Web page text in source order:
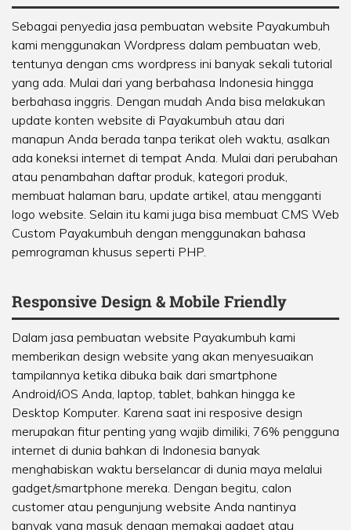
Sebagai penyedia jasa pembuatan website Payakumbuh
kami menggunakan Wordpress dalam pembuatan web,
tentunya dengan cms wordpress ini banyak sekali tutorial
yang ada. Mulai dari yang berbahasa Indonesia hingga
berbahasa inggris. Dengan mudah Anda bisa melakukan
update konten website di Payakumbuh atau dari
manapun Anda berada tanpa terikat oleh waktu, asalkan
ada koneksi internet di tempat Anda. Mulai dari perubahan
atau penambahan daftar produk, kategori produk,
membuat halaman baru, update artikel, atau mengganti
logo website. Selain itu kami juga bisa membuat CMS Web
Custom Payakumbuh dengan menggunakan bahasa
pemrograman khusus seperti PHP.
Responsive Design & Mobile Friendly
Dalam jasa pembuatan website Payakumbuh kami
memberikan design website yang akan menyesuaikan
tampilannya ketika dibuka baik dari smartphone
Android/iOS Anda, laptop, tablet, bahkan hingga ke
Desktop Komputer. Karena saat ini resposive design
merupakan fitur penting yang wajib dimiliki, 76% pengguna
internet di dunia bahkan di Indonesia banyak
menghabiskan waktu berselancar di dunia maya melalui
gadget/smartphone mereka. Dengan begitu, calon
customer atau pengunjung website Anda nantinya
banyak yang masuk dengan memakai gadget atau